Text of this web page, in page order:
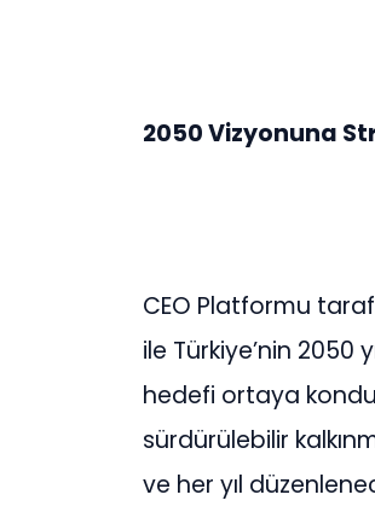
2050 Vizyonuna
CEO Platformu
ile Türkiye’nin 2050
hedefi ortaya
sürdürülebilir
ve her yıl